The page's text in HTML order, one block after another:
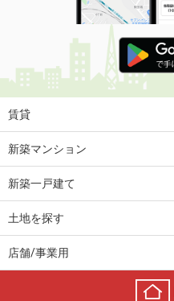
賃貸
新築マンション
新築一戸建て
土地を探す
店舗/事業用